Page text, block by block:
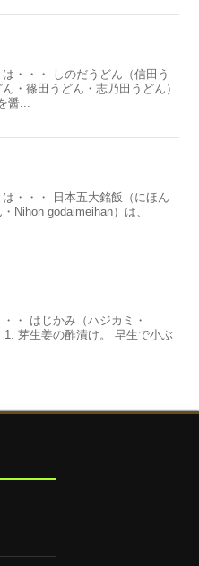
・・・ しのだうどん（信田う
・篠田うどん・志乃田うどん）
醤...
・・・ 日本五大銘飯（にほん
Nihon godaimeihan）は、
・ はじかみ（ハジカミ・
1. 芽生姜の酢漬け。 早生で小ぶ